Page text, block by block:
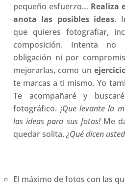
pequeño esfuerzo… Realiza
anota las posibles ideas.
que quieres fotografiar,
composición. Intenta
obligación ni por
mejorarlas, como un
te marcas a ti mismo. Yo
Te acompañaré y
fotográfico. ¡Que levante la
las ideas para sus fotos! Me
quedar solita.¿Qué dicen
El máximo de fotos con las